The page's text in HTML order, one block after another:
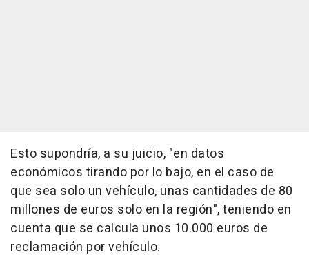
Esto supondría, a su juicio, "en datos
económicos tirando por lo bajo, en el caso de
que sea solo un vehículo, unas cantidades de 80
millones de euros solo en la región", teniendo en
cuenta que se calcula unos 10.000 euros de
reclamación por vehículo.